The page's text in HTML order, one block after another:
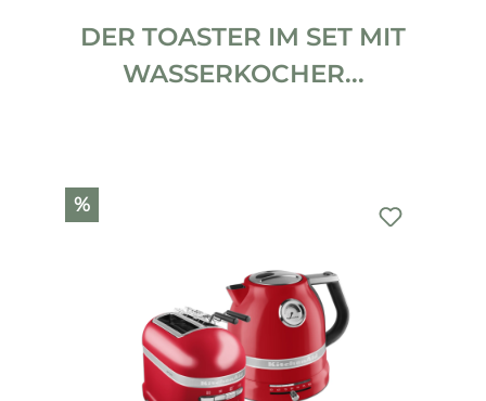
DER TOASTER IM SET MIT
WASSERKOCHER...
Produktgalerie überspringen
%